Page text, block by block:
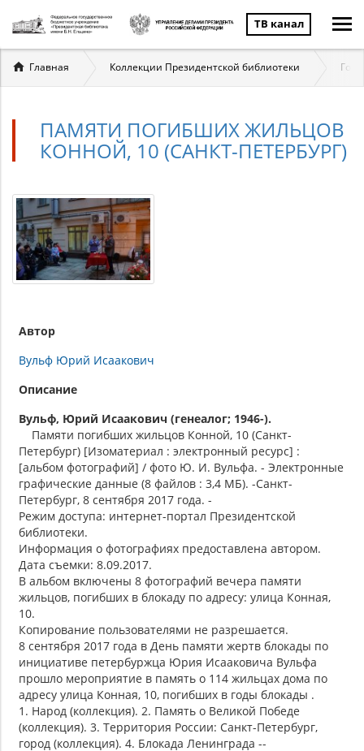
ТВ канал
Вы
здесь
Главная Коллекции Президентской библиотеки
ПАМЯТИ ПОГИБШИХ ЖИЛЬЦОВ
КОННОЙ, 10 (САНКТ-ПЕТЕРБУРГ)
Автор
Вульф Юрий Исаакович
Описание
Вульф, Юрий Исаакович (генеалог; 1946-).
Памяти погибших жильцов Конной, 10 (Санкт-
Петербург) [Изоматериал : электронный ресурс] :
[альбом фотографий] / фото Ю. И. Вульфа. - Электронные
графические данные (8 файлов : 3,4 МБ). -Санкт-
Петербург, 8 сентября 2017 года. -
Режим доступа: интернет-портал Президентской
библиотеки.
Информация о фотографиях предоставлена автором.
Дата съемки: 8.09.2017.
В альбом включены 8 фотографий вечера памяти
жильцов, погибших в блокаду по адресу: улица Конная,
10.
Копирование пользователями не разрешается.
8 сентября 2017 года в День памяти жертв блокады по
инициативе петербуржца Юрия Исааковича Вульфа
прошло мероприятие в память о 114 жильцах дома по
адресу улица Конная, 10, погибших в годы блокады .
1. Народ (коллекция). 2. Память о Великой Победе
(коллекция). 3. Территория России: Санкт-Петербург,
город (коллекция). 4. Блокада Ленинграда --